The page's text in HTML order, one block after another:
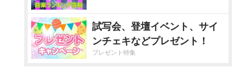
試写会、登壇イベント、サイ
ンチェキなどプレゼント！
プレゼント特集